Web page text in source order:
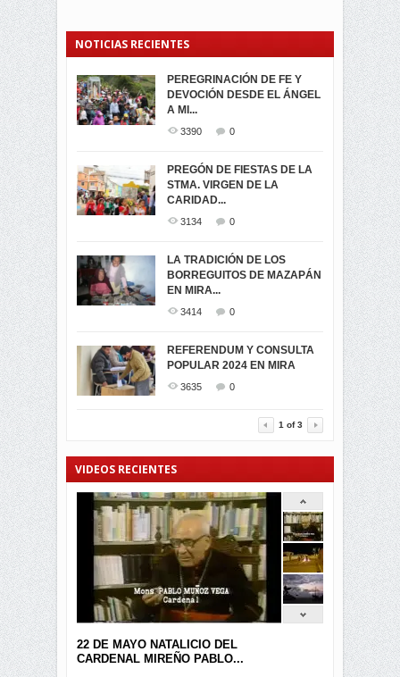
NOTICIAS RECIENTES
PEREGRINACIÓN DE FE Y
DEVOCIÓN DESDE EL ÁNGEL
A MI...
3390 0
PREGÓN DE FIESTAS DE LA
STMA. VIRGEN DE LA
CARIDAD...
3134 0
LA TRADICIÓN DE LOS
BORREGUITOS DE MAZAPÁN
EN MIRA...
3414 0
REFERENDUM Y CONSULTA
POPULAR 2024 EN MIRA
3635 0
PROCESIÓN DE LA VIRGEN
DE LA CARIDAD 2024
3061
-ENCENDIDO DEL ARBOL DE
...
MIRA
3439
TRIUNFO DE...
SEGUNDA VUELTA
ELECCIONES
PRESIDENCIALES 2023 EN
M...
ELECCION CRUCIAL:
SEGUNDA VUELTA
PRESIDENCIAL EL 1...
VIRTUALES ASAMBLEISTAS
POR LA PROVINCIA DEL
CARCHI...
MIRA.EC FUE
GALARDONADA
1 of3
VIDEOS RECIENTES
22 DE MAYO NATALICIO DEL
CARDENAL MIREÑO PABLO...